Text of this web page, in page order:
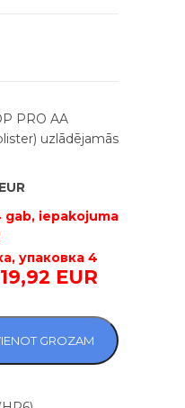
PRO AA
uzlādējamās
gab, iepakojuma
упаковка 4
19,92 EUR
GROZAM